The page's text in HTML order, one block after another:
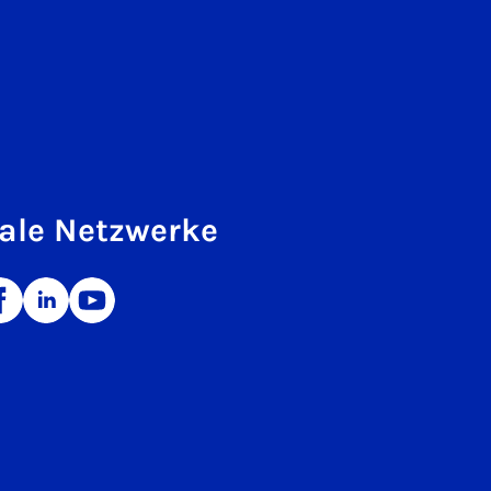
Netzwerke